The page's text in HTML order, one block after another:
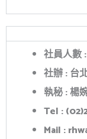
社員人數:
社辦:台
執秘: 楊
Tel :
Mail :